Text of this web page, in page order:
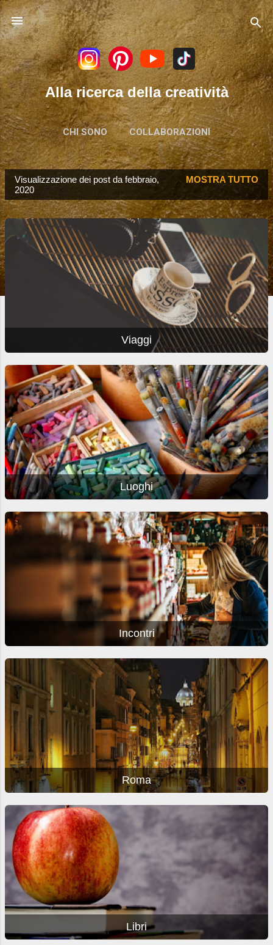
Passa ai contenuti principali
Alla ricerca della creatività
CHI SONO COLLABORAZIONI
o
s
t
Visualizzazione dei post da febbraio,
2020
MOSTRA TUTTO
Viaggi
Luoghi
Incontri
Roma
Libri